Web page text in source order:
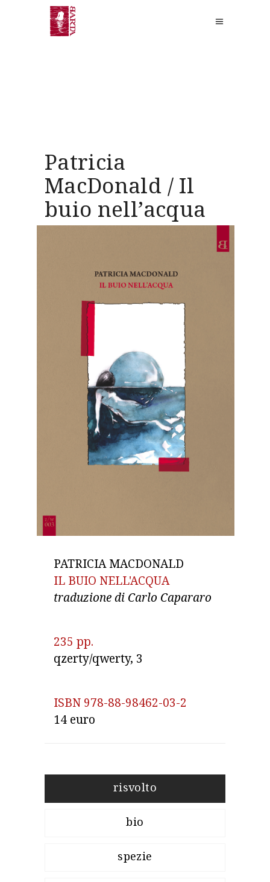
Patricia
MacDonald / Il
buio nell’acqua
PATRICIA MACDONALD
235 pp.
qzerty/qwerty, 3
ISBN 978-88-98462-03-2
14 euro
risvolto
bio
spezie